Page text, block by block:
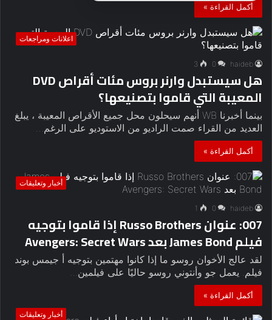
أكمل القراءة »
اعلانات ومراجعات
haideb
0
3
هل سيستبدل وارنر بروس مئات أقراص DVD
المعيبة التي قاموا بتصنيعها؟
بينما أخبرنا WB أنهم سيحلون محل جميع الأقراص المعيبة ، يبلغ
العديد من القراء صمت الراديو من الاستوديو على الرغم…
أكمل القراءة »
أخبار وتعليقات
haideb
0
1
007: عنوان Russo Brothers إذا قاموا بتوجيه
فيلم James Bond بعد Avengers: Secret Wars
لقد عالج الأخوان روسو ما إذا كانوا مهتمين بتوجيه أ جيمس بوند
فيلم. يعمل جو وأنتوني روسو حاليًا على فيلمين…
أكمل القراءة »
أخبار وتعليقات